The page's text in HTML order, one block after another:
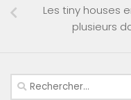
Les tiny houses
plusieurs
Rechercher :